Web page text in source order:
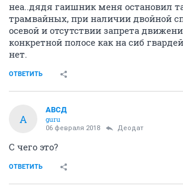
неа..дядя гаишник меня остановил
трамвайных, при наличии двойной
осевой и отсутствии запрета
конкретной полосе как на сиб
нет.
ОТВЕТИТЬ
А
АВСД
guru
06 февраля 2018 Деодат
С чего это?
ОТВЕТИТЬ